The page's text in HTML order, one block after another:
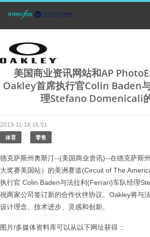
美国商业资讯网站和AP
Oakley首席执行官Colin Baden
理Stefano Domenicali
2013-11-18 16:51
体育 零售
德克萨斯州奥斯汀--(美国商业资讯)--在德克萨斯
大奖赛美国站）的美洲赛道(Circuit of The
执行官 Colin Baden与法拉利(Ferrari)车队经理
祝两家公司签订新的合作伙伴协议。Oakley将与
设计理念、技术进步、灵感和创新。
图片/多媒体资料库可以从以下网址获得：